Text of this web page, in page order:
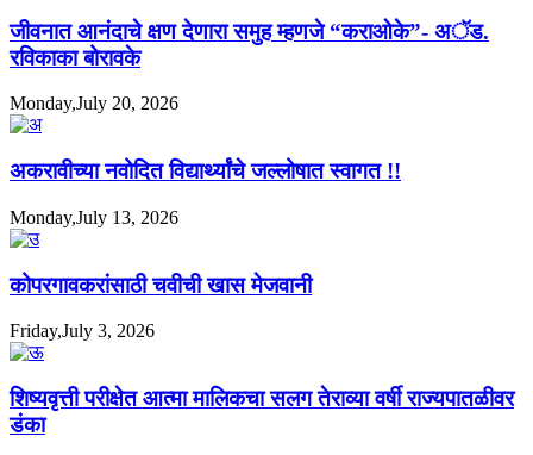
जीवनात आनंदाचे क्षण देणारा समुह म्हणजे “कराओके”- अॅड.
रविकाका बोरावके
Monday,July 20, 2026
अकरावीच्या नवोदित विद्यार्थ्यांचे जल्लोषात स्वागत !!
Monday,July 13, 2026
कोपरगावकरांसाठी चवीची खास मेजवानी
Friday,July 3, 2026
शिष्यवृत्ती परीक्षेत आत्मा मालिकचा सलग तेराव्या वर्षी राज्यपातळीवर
डंका